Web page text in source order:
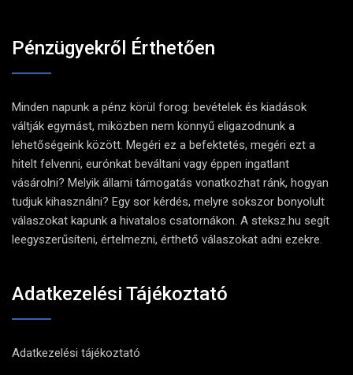
Pénzügyekről Érthetően
Minden napunk a pénz körül forog: bevételek és kiadások
váltják egymást, miközben nem könnyű eligazodnunk a
lehetőségeink között. Megéri ez a befektetés, megéri ezt a
hitelt felvenni, eurónkat beváltani vagy éppen ingatlant
vásárolni? Melyik állami támogatás vonatkozhat ránk, hogyan
tudjuk kihasználni? Egy sor kérdés, melyre sokszor bonyolult
válaszokat kapunk a hivatalos csatornákon. A steksz.hu segít
leegyszerűsíteni, értelmezni, érthető válaszokat adni ezekre.
Adatkezelési Tájékoztató
Adatkezelési tájékoztató